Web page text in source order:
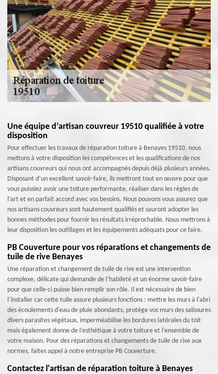
Une équipe d’artisan couvreur 19510 qualifiée à votre
disposition
Pour effectuer les travaux de réparation toiture à Benayes 19510, nous
mettons à votre disposition les compétences et les qualifications de nos
artisans couvreurs qui nous ont accompagnés depuis déjà plusieurs années.
Disposant d’un excellent savoir-faire, ils mettront tout en œuvre pour que
vous puissiez avoir une toiture performante, réaliser dans les règles de
l’art et en parfait accord avec vos besoins. Nous pouvons vous assurez que
nos artisans couvreurs sont hautement qualifiés et sauront adopter les
bonnes méthodes pour fournir les résultats irréprochable. Nous mettrons à
leur disposition les outillages et les équipements adéquats pour ce faire.
PB Couverture pour vos réparations et changements de
tuile de rive Benayes
Une réparation et changement de tuile de rive est une intervention
complexe, délicate qui demande de l’habileté et un énorme savoir-faire
pour que celle-ci puisse bien remplir son rôle. Il est nécessaire de bien
l’installer car cette tuile assure plusieurs fonctions : mettre les murs à l'abri
des écoulements d'eau de pluie abondants, protège vos murs des salissures
divers parasites végétaux, imperméabilise les bordures latérales du toit
mais également donne de l’esthétique à votre toiture et l’ensemble de
votre maison. Pour des réparations et changements de tuile de rive aux
normes, faites appel à notre entreprise PB Couverture.
Contactez l'artisan de réparation toiture à Benayes